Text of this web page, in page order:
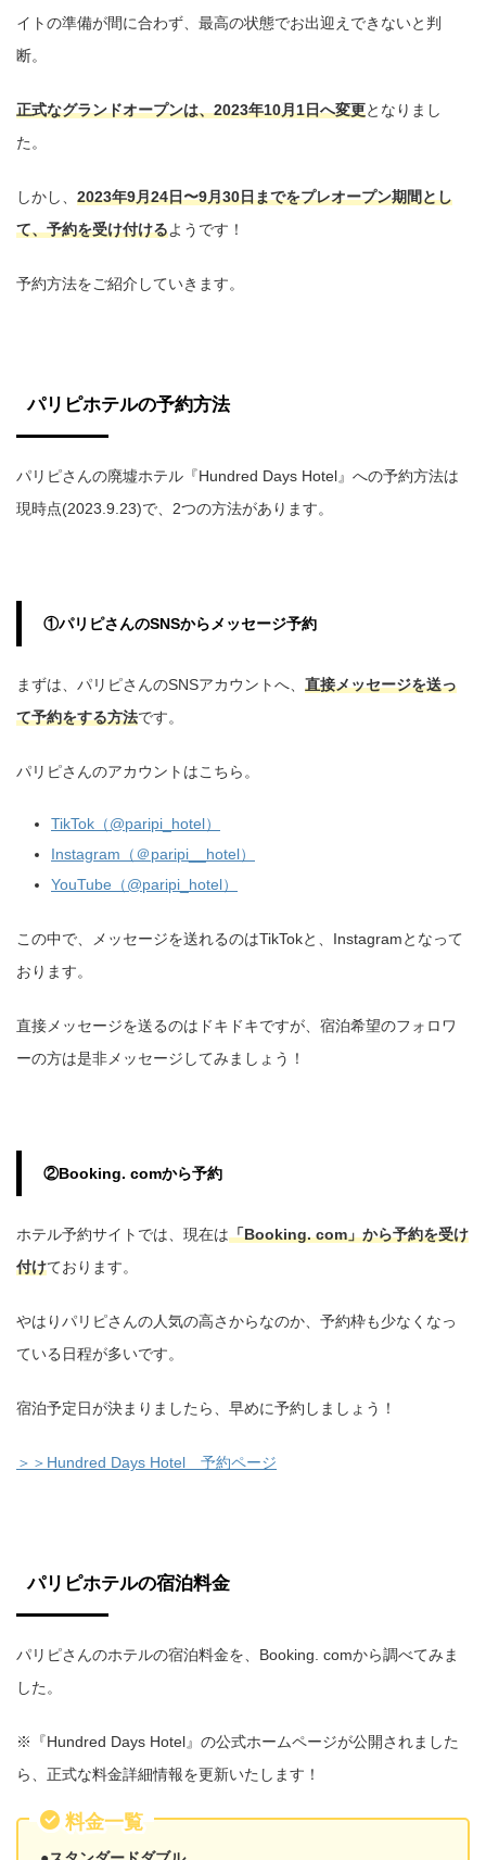
イトの準備が間に合わず、最高の状態でお出迎えできないと判
断。
正式なグランドオープンは、2023年10月1日へ変更となりまし
た。
しかし、 2023年9月24日〜9月30日までをプレオープン期間とし
て、予約を受け付けるようです！
予約方法をご紹介していきます。
パリピホテルの予約方法
パリピさんの廃墟ホテル『Hundred Days Hotel』への予約方法は
現時点(2023.9.23)で、2つの方法があります。
①パリピさんのSNSからメッセージ予約
まずは、パリピさんのSNSアカウントへ、 直接メッセージを送っ
て予約をする方法です。
パリピさんのアカウントはこちら。
TikTok（@paripi_hotel）
Instagram（＠paripi__hotel）
YouTube（@paripi_hotel）
この中で、メッセージを送れるのはTikTokと、Instagramとなって
おります。
直接メッセージを送るのはドキドキですが、宿泊希望のフォロワ
ーの方は是非メッセージしてみましょう！
②Booking. comから予約
ホテル予約サイトでは、現在は「Booking. com」から予約を受け
付けております。
やはりパリピさんの人気の高さからなのか、予約枠も少なくなっ
ている日程が多いです。
宿泊予定日が決まりましたら、早めに予約しましょう！
＞＞Hundred Days Hotel 予約ページ
パリピホテルの宿泊料金
パリピさんのホテルの宿泊料金を、Booking. comから調べてみま
した。
※『Hundred Days Hotel』の公式ホームページが公開されました
ら、正式な料金詳細情報を更新いたします！
料金一覧